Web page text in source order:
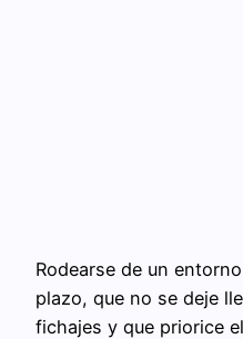
Rodearse de un
plazo, que no se deje
fichajes y que priorice